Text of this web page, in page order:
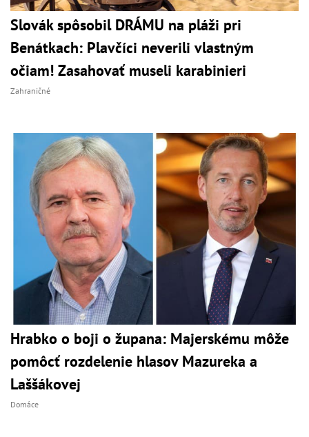
Slovák spôsobil DRÁMU na pláži pri
Benátkach: Plavčíci neverili vlastným
očiam! Zasahovať museli karabinieri
Zahraničné
Hrabko o boji o župana: Majerskému môže
pomôcť rozdelenie hlasov Mazureka a
Laššákovej
Domáce